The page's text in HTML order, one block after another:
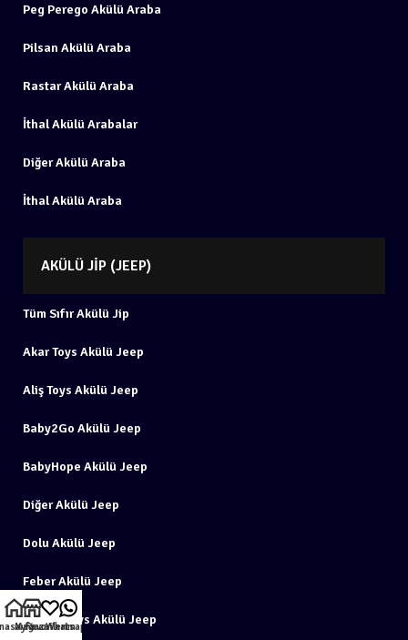
Peg Perego Akülü Araba
Pilsan Akülü Araba
Rastar Akülü Araba
İthal Akülü Arabalar
Diğer Akülü Araba
İthal Akülü Araba
AKÜLÜ JIP (JEEP)
Tüm Sıfır Akülü Jip
Akar Toys Akülü Jeep
Aliş Toys Akülü Jeep
Baby2Go Akülü Jeep
BabyHope Akülü Jeep
Diğer Akülü Jeep
Dolu Akülü Jeep
Feber Akülü Jeep
Furkan Toys Akülü Jeep
Mağaza
Favorilerim
Whatsapp